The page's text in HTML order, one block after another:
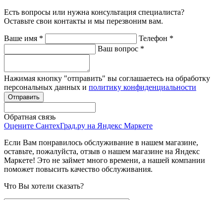
Есть вопросы или нужна консультация специалиста?
Оставьте свои контакты и мы перезвоним вам.
Ваше имя * Телефон *
Ваш вопрос *
Нажимая кнопку "отправить" вы соглашаетесь на обработку
персональных данных и политику конфиденциальности
Обратная связь
Оцените СантехГрад.ру на Яндекс Маркете
Если Вам понравилось обслуживание в нашем магазине,
оставьте, пожалуйста, отзыв о нашем магазине на Яндекс
Маркете! Это не займет много времени, а нашей компании
поможет повысить качество обслуживания.
Что Вы хотели сказать?